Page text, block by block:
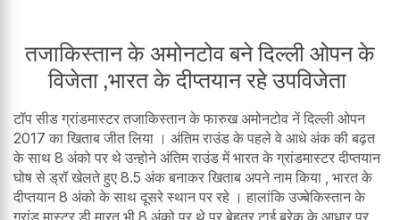
तजाकिस्तान के अमोनटोव बने दिल्ली ओपन के
विजेता ,भारत के दीप्तयान रहे उपविजेता
टॉप सीड ग्रांडमास्टर तजाकिस्तान के फारुख अमोनटोव नें दिल्ली ओपन
2017 का खिताब जीत लिया । अंतिम राउंड के पहले वे आधे अंक की बढ़त
के साथ 8 अंको पर थे उन्होने अंतिम राउंड में भारत के ग्रांडमास्टर दीप्तयान
घोष से ड्रॉ खेलते हुए 8.5 अंक बनाकर खिताब अपने नाम किया , भारत के
दीप्तयान 8 अंको के साथ दूसरे स्थान पर रहे । हालांकि उज्बेकिस्तान के